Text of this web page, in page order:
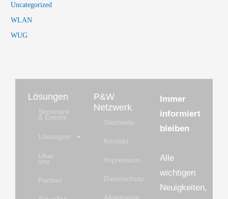
Uncategorized
WLAN
WUG
Lösungen
Seminare
& Events
Lösungen
Über
uns
Partner
P&W
Netzwerk
Startseite
Kontakt
Impressum
Datenschutz
Allgemeine
Immer
informiert
bleiben
Alle
wichtigen
Neuigkeiten,